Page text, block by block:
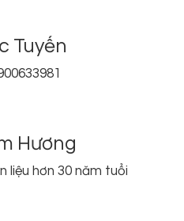
Tuyến
Hương
liệu hơn 30 năm tuổi